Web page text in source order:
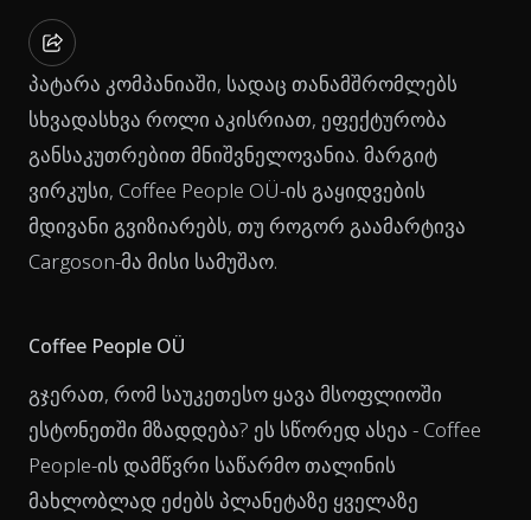
პატარა კომპანიაში, სადაც თანამშრომლებს
სხვადასხვა როლი აკისრიათ, ეფექტურობა
განსაკუთრებით მნიშვნელოვანია. მარგიტ
ვირკუსი, Coffee People OÜ-ის გაყიდვების
მდივანი გვიზიარებს, თუ როგორ გაამარტივა
Cargoson-მა მისი სამუშაო.
Coffee People OÜ
გჯერათ, რომ საუკეთესო ყავა მსოფლიოში
ესტონეთში მზადდება? ეს სწორედ ასეა - Coffee
People-ის დამწვრი საწარმო თალინის
მახლობლად ეძებს პლანეტაზე ყველაზე